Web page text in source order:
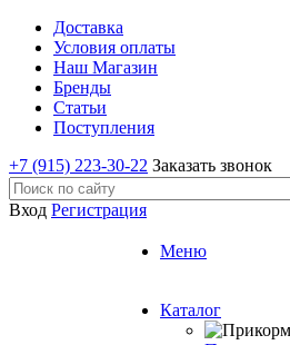
Доставка
Условия оплаты
Наш Магазин
Бренды
Статьи
Поступления
+7 (915) 223-30-22 Заказать звонок
Вход Регистрация
Меню
Каталог